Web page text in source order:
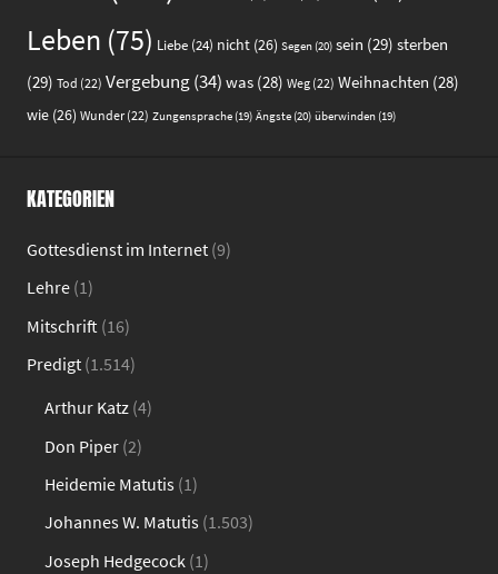
Leben (75) Liebe (24) nicht (26) Segen (20) sein (29) sterben
(29) Tod (22) Vergebung(34) was (28) Weg (22) Weihnachten (28)
wie (26) Wunder (22) Zungensprache (19) Ängste (20) überwinden (19)
KATEGORIEN
Gottesdienst im Internet (9)
Lehre (1)
Mitschrift (16)
Predigt (1.514)
Arthur Katz (4)
Don Piper (2)
Heidemie Matutis (1)
Johannes W. Matutis (1.503)
Joseph Hedgecock (1)